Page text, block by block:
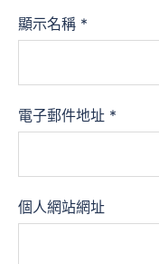
顯示名稱 *
電子郵件地址 *
個人網站網址